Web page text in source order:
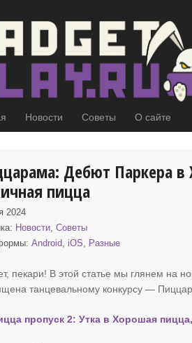
Новости Советы О сайте
Дебют Паркера в
пицца
2024
Новости,Советы
Android, iOS, Разные
пекари! В этой статье мы глянем на
танцевальному конкурсу —
пропуск 2: Утка в Хорошая